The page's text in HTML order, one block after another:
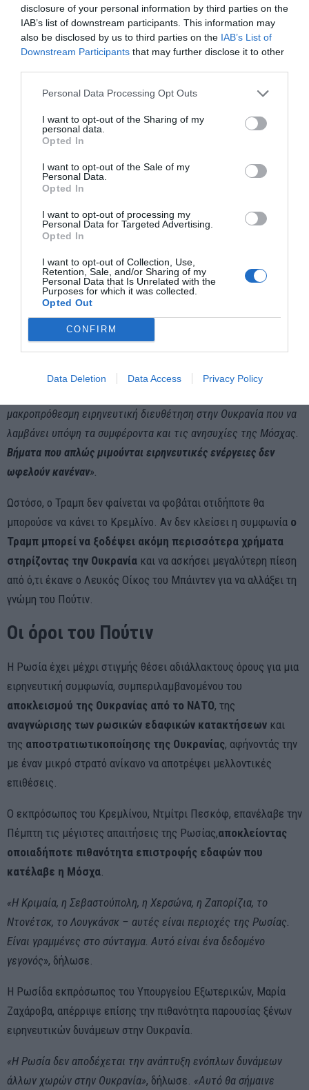
disclosure of your personal information by third parties on the
IAB’s list of downstream participants. This information may
also be disclosed by us to third parties on the IAB’s List of
Downstream Participants that may further disclose it to other
Personal Data Processing Opt Outs
I want to opt-out of the Sharing of my
personal data.
Opted In
I want to opt-out of the Sale of my
Personal Data.
Opted In
I want to opt-out of processing my
Personal Data for Targeted Advertising.
Opted In
I want to opt-out of Collection, Use,
Retention, Sale, and/or Sharing of my
Personal Data that Is Unrelated with the
Purposes for which it was collected.
Opted Out
CONFIRM
Data Deletion Data Access Privacy Policy
διαπραγματεύσεων της Ρωσίας με τις Ηνωμένες Πολιτείες για
τον πόλεμο στην Ουκρανία. Ο Ουσάκοφ είπε στον κρατικό
ραδιοτηλεοπτικό φορέα ότι είχε εξηγήσει στον σύμβουλο
Βλαντίμιρ Πούτιν και Ντόναλντ Τραμπ
«Η προτεινόμενη προσωρινή εκεχειρία στην Ουκρανία δεν είναι
τίποτα περισσότερο από μιαανάπαυλα για τον ουκρανικό
μακροπρόθεσμη ειρηνευτική διευθέτηση στην Ουκρανία που να
λαμβάνει υπόψη τα συμφέροντα και τις ανησυχίες της Μόσχας.
Βήματα που απλώς μιμούνται ειρηνευτικές ενέργειες δεν
ωφελούν κανέναν».
Ωστόσο, ο Τραμπ δεν φαίνεται να φοβάται οτιδήποτε θα
μπορούσε να κάνει το Κρεμλίνο. Αν δεν κλείσει η συμφωνία ο
Τραμπ μπορεί να ξοδέψει ακόμη περισσότερα χρήματα
στηρίζοντας την Ουκρανία και να ασκήσει μεγαλύτερη πίεση
από ό,τι έκανε ο Λευκός Οίκος του Μπάιντεν για να αλλάξει τη
γνώμη του Πούτιν.
Οι όροι του Πούτιν
Η Ρωσία έχει μέχρι στιγμής θέσει αδιάλλακτους όρους για μια
ειρηνευτική συμφωνία, συμπεριλαμβανομένου του
αποκλεισμού της Ουκρανίας από το ΝΑΤΟ, της
αναγνώρισης των ρωσικών εδαφικών κατακτήσεων και
της αποστρατιωτικοποίησης της Ουκρανίας, αφήνοντάς την
με έναν μικρό στρατό ανίκανο να αποτρέψει μελλοντικές
επιθέσεις.
Ο εκπρόσωπος του Κρεμλίνου, Ντμίτρι Πεσκόφ, επανέλαβε την
Πέμπτη τις μέγιστες απαιτήσεις της Ρωσίας,αποκλείοντας
οποιαδήποτε πιθανότητα επιστροφής εδαφών που
κατέλαβε η Μόσχα
«Η Κριμαία, η Σεβαστούπολη, η Χερσώνα, η Ζαπορίζια, το
Ντονέτσκ, το Λουγκάνσκ – αυτές είναι περιοχές της Ρωσίας.
Είναι γραμμένες στο σύνταγμα. Αυτό είναι ένα δεδομένο
γεγονός», δήλωσε.
Η Ρωσίδα εκπρόσωπος του Υπουργείου Εξωτερικών, Μαρία
Ζαχάροβα, απέρριψε επίσης την πιθανότητα παρουσίας ξένων
ειρηνευτικών δυνάμεων στην Ουκρανία.
«Η Ρωσία δεν αποδέχεται την ανάπτυξη ενόπλων δυνάμεων
άλλων χωρών στην Ουκρανία», δήλωσε. «Αυτό θα σήμαινε